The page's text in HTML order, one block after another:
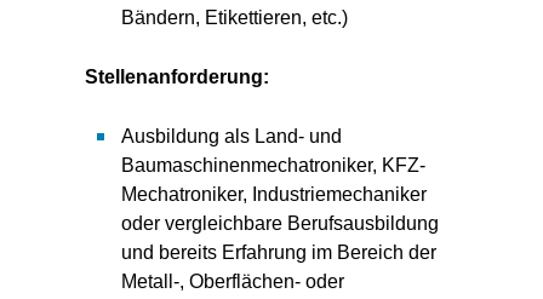
Bändern, Etikettieren, etc.)
Stellenanforderung:
Ausbildung als Land- und
Baumaschinenmechatroniker, KFZ-
Mechatroniker, Industriemechaniker
oder vergleichbare Berufsausbildung
und bereits Erfahrung im Bereich der
Metall-, Oberflächen- oder